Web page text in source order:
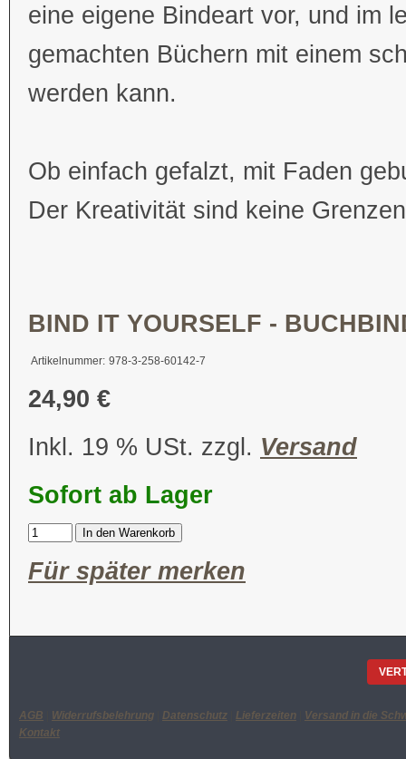
eine eigene Bindeart vor, und im
gemachten Büchern mit einem
werden kann.
Ob einfach gefalzt, mit Faden
Der Kreativität sind keine
BIND IT YOURSELF -
Artikelnummer: 978-3-258-60142-7
24,90 €
Inkl. 19 % USt. zzgl. Versand
Sofort ab Lager
In den Warenkorb
Für später merken
AGB Widerrufsbelehrung Datenschutz Lieferzeiten
Versand in die
Kontakt